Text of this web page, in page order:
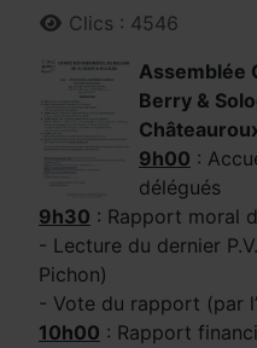
Clics : 4546
Assemblée
Berry &
9h00 :
délégués
9h30 : Rapport moral
- Lecture du dernier
Pichon)
- Vote du rapport (par
10h00 : Rapport